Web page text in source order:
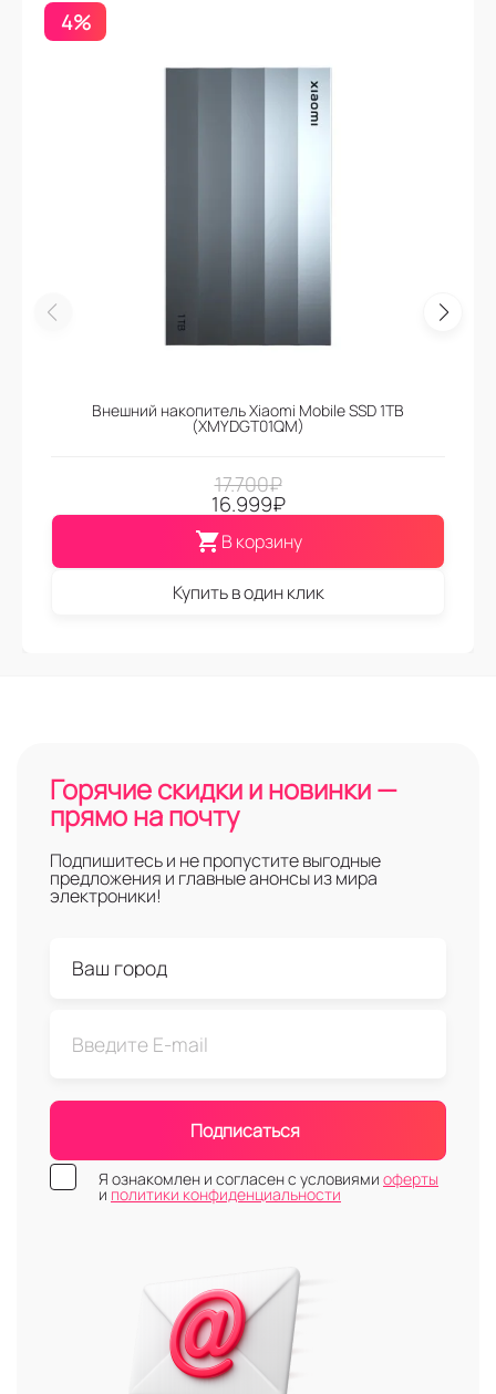
4%
Внешний накопитель Xiaomi Mobile SSD 1TB
(XMYDGT01QM)
17.700₽
16.999₽
В корзину
Купить в один клик
Горячие скидки и новинки —
прямо на почту
Подпишитесь и не пропустите выгодные
предложения и главные анонсы из мира
электроники!
Подписаться
Я ознакомлен и согласен с условиями оферты
и политики конфиденциальности